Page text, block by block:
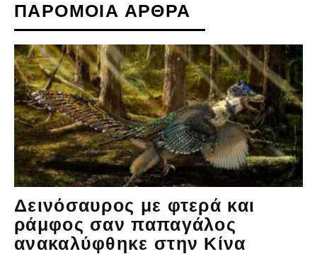
ΠΑΡΟΜΟΙΑ ΑΡΘΡΑ
Δεινόσαυρος με φτερά και
ράμφος σαν παπαγάλος
ανακαλύφθηκε στην Κίνα